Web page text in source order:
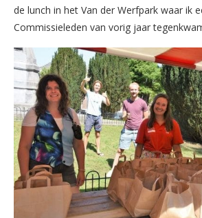
de lunch in het Van der Werfpark waar ik
Commissieleden van vorig jaar